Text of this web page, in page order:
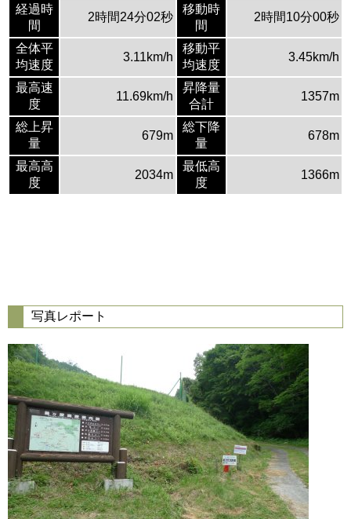
経過時
間
2時間24分02秒
移動時
間
2時間10分00秒
全体平
均速度
3.11km/h
移動平
均速度
3.45km/h
最高速
度
11.69km/h
昇降量
合計
1357m
総上昇
量
679m
総下降
量
678m
最高高
度
2034m
最低高
度
1366m
写真レポート